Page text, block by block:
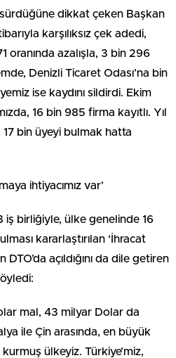
dikkat çeken Başkan
karşılıksız çek adedi,
oranında azalışla, 3 bin 296
Denizli Ticaret Odası’na bin
ise kaydını sildirdi. Ekim
16 bin 985 firma kayıtlı. Yıl
bin üyeyi bulmak hatta
ihtiyacımız var’
iş birliğiyle, ülke genelinde 16
kararlaştırılan ‘İhracat
açıldığını da dile getiren
mal, 43 milyar Dolar da
ile Çin arasında, en büyük
ülkeyiz. Türkiye’miz,